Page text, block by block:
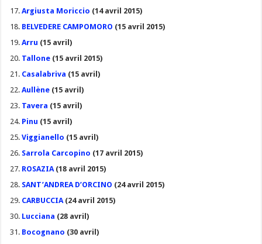
Argiusta Moriccio (14 avril 2015)
BELVEDERE CAMPOMORO (15 avril 2015)
Arru (15 avril)
Tallone (15 avril 2015)
Casalabriva (15 avril)
Aullène (15 avril)
Tavera (15 avril)
Pinu (15 avril)
Viggianello (15 avril)
Sarrola Carcopino (17 avril 2015)
ROSAZIA (18 avril 2015)
SANT’ANDREA D’ORCINO (24 avril 2015)
CARBUCCIA (24 avril 2015)
Lucciana (28 avril)
Bocognano (30 avril)